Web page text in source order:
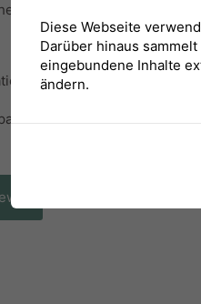
zum gemeinsamen
Diese Webseite
Darüber hinaus
eingebundene Inhalte
ändern.